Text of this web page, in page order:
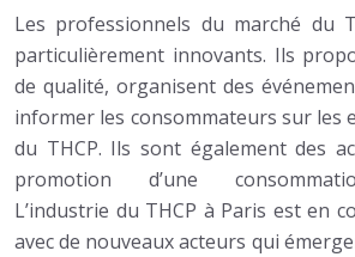
Les professionnels du marché du
particulièrement innovants. Ils
de qualité, organisent des
informer les consommateurs sur les
du THCP. Ils sont également des
promotion d’une
L’industrie du THCP à Paris est en
avec de nouveaux acteurs qui